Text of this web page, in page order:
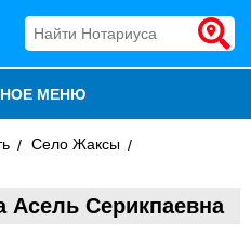
МЕНЮ
Село Жаксы
Асель Серикпаевна